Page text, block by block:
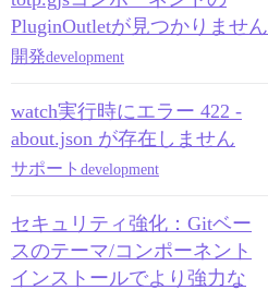
PluginOutletが見つかりません
開発development
watch実行時にエラー 422 -
about.json が存在しません
サポート development
セキュリティ強化：Gitベー
スのテーマ/コンポーネント
インストールでより強力な